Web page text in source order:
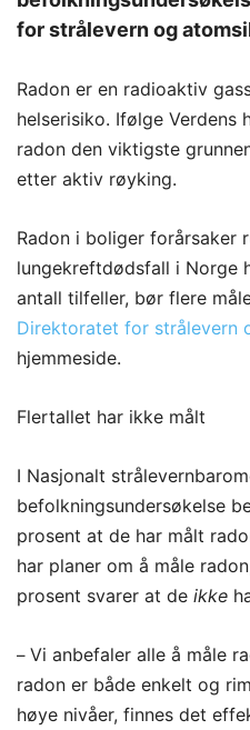
for strålevern og
Radon er en radioaktiv
helserisiko. Ifølge Verdens
radon den viktigste
etter aktiv røyking.
Radon i boliger forårsaker
lungekreftdødsfall i Norge
antall tilfeller, bør flere
Direktoratet for strålevern
hjemmeside.
Flertallet har ikke målt
I Nasjonalt
befolkningsundersøkelse
prosent at de har målt
har planer om å måle
prosent svarer at de ikke
– Vi anbefaler alle å måle
radon er både enkelt og
høye nivåer, finnes det